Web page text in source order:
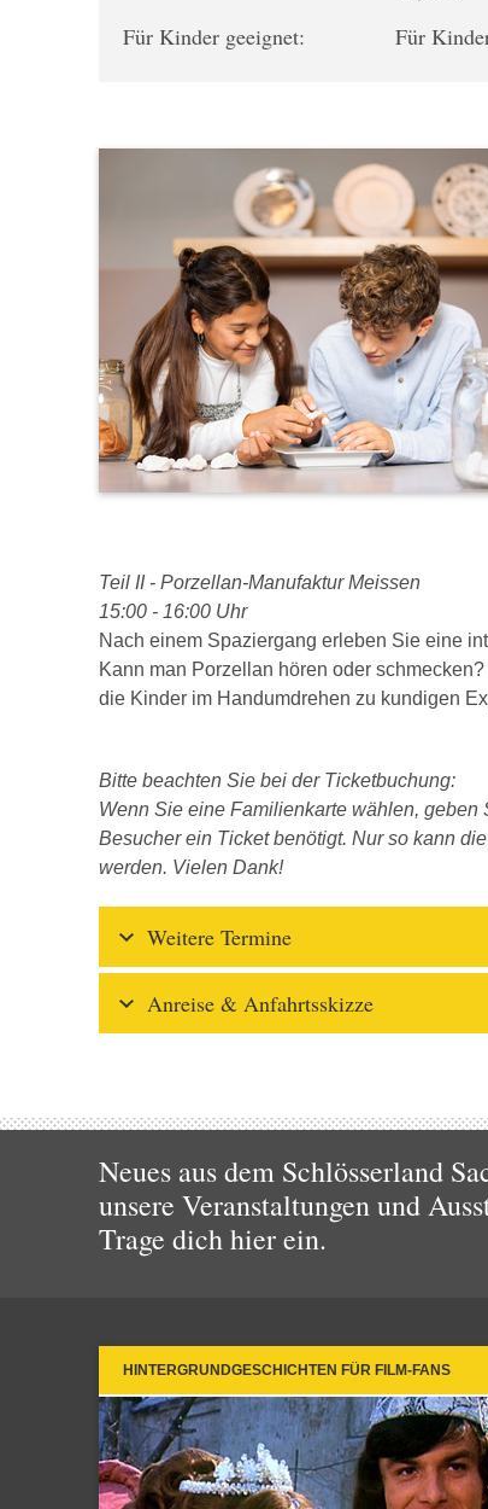
Für Kinder geeignet:
Für
Teil II - Porzellan-Manufaktur Meissen
15:00 - 16:00 Uhr
Nach einem Spaziergang erleben Sie eine
Kann man Porzellan hören oder
die Kinder im Handumdrehen zu kundigen
Bitte beachten Sie bei der Ticketbuchung:
Wenn Sie eine Familienkarte wählen,
Besucher ein Ticket benötigt. Nur so kann
werden. Vielen Dank!
Weitere Termine
Anreise & Anfahrtsskizze
Neues aus dem Schlösserland
unsere Veranstaltungen und
Trage dich hier ein.
HINTERGRUNDGESCHICHTEN FÜR FILM-FANS